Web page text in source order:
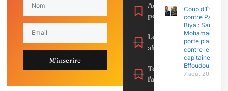
M'inscrire
Actu
politique
Les
affaires
Toute
l'actualité
Coup d’État
contre Paul
Biya : Sani
Mohamadou
porte plainte
contre le
capitaine
Effoudou
7 août 2026